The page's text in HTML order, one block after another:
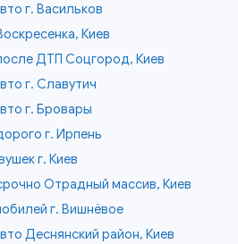
г. Васильков
Киев
ДТП Соцгород, Киев
г. Славутич
г. Бровары
г. Ирпень
г. Киев
Отрадный массив, Киев
г. Вишнёвое
Деснянский район, Киев